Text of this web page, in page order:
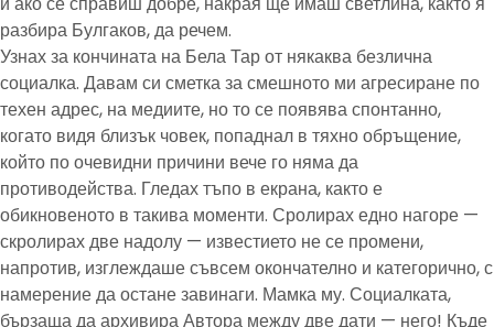
разбира Булгаков, да речем.
Узнах за кончината на Бела Тар от някаква безлична
социалка. Давам си сметка за смешното ми агресиране по
техен адрес, на медиите, но то се появява спонтанно,
когато видя близък човек, попаднал в тяхно обръщение,
който по очевидни причини вече го няма да
противодейства. Гледах тъпо в екрана, както е
обикновеното в такива моменти. Сролирах едно нагоре —
скролирах две надолу — известието не се промени,
напротив, изглеждаше съвсем окончателно и категорично, с
намерение да остане завинаги. Мамка му. Социалката,
бързаща да архивира Автора между две дати — него! Къде